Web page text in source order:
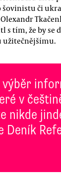
šovinistu či
s tím, že by se
užitečnějšímu.
v
nikde
Deník